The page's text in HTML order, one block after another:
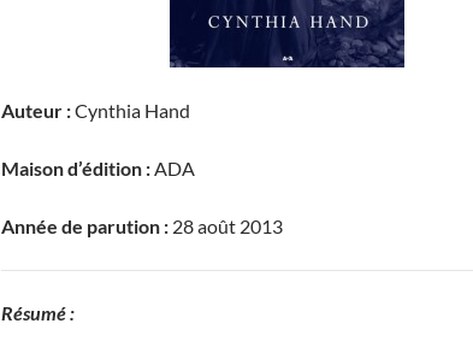
Auteur :Cynthia Hand
Maison d’édition :ADA
Année de parution : 28 août 2013
Résumé :